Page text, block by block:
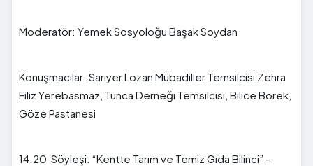
Moderatör: Yemek Sosyoloğu Başak Soydan
Konuşmacılar: Sarıyer Lozan Mübadiller Temsilcisi Zehra
Filiz Yerebasmaz, Tunca Derneği Temsilcisi, Bilice Börek,
Göze Pastanesi
14.20 Söyleşi: “Kentte Tarım ve Temiz Gıda Bilinci” -